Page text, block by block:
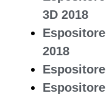
3D 2018
Espositore
2018
Espositore
Espositore